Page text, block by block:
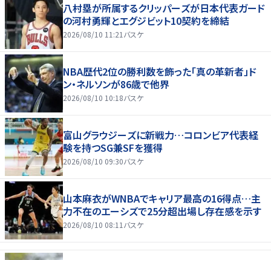
八村塁が所属するクリッパーズが日本代表ガード
の河村勇輝とエグジビット10契約を締結
2026/08/10 11:21 バスケ
NBA歴代2位の勝利数を飾った「真の革新者」ド
ン・ネルソンが86歳で他界
2026/08/10 10:18バスケ
富山グラウジーズに新戦力…コロンビア代表経
験を持つSG兼SFを獲得
2026/08/10 09:30バスケ
山本麻衣がWNBAでキャリア最高の16得点…主
力不在のエーシズで25分超出場し存在感を示す
2026/08/10 08:11 バスケ